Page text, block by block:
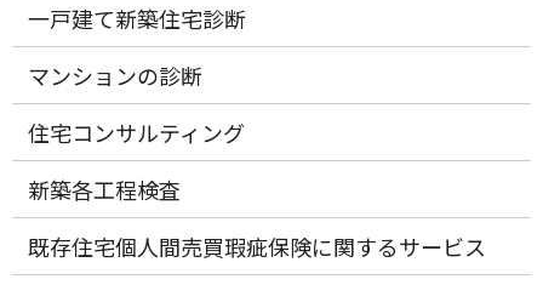
一戸建て新築住宅診断
マンションの診断
住宅コンサルティング
新築各工程検査
既存住宅個人間売買瑕疵保険に関するサービス